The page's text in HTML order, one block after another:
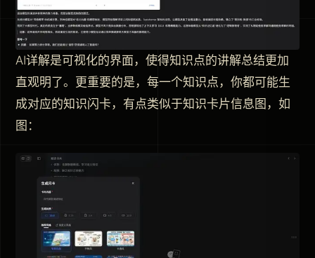
AI详解是可视化的界面，使得知识点的讲解总结更加
直观明了。更重要的是，每一个知识点，你都可能生
成对应的知识闪卡，有点类似于知识卡片信息图，如
图：